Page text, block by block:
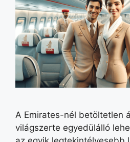
A Emirates-nél betöltetlen
világszerte egyedülálló